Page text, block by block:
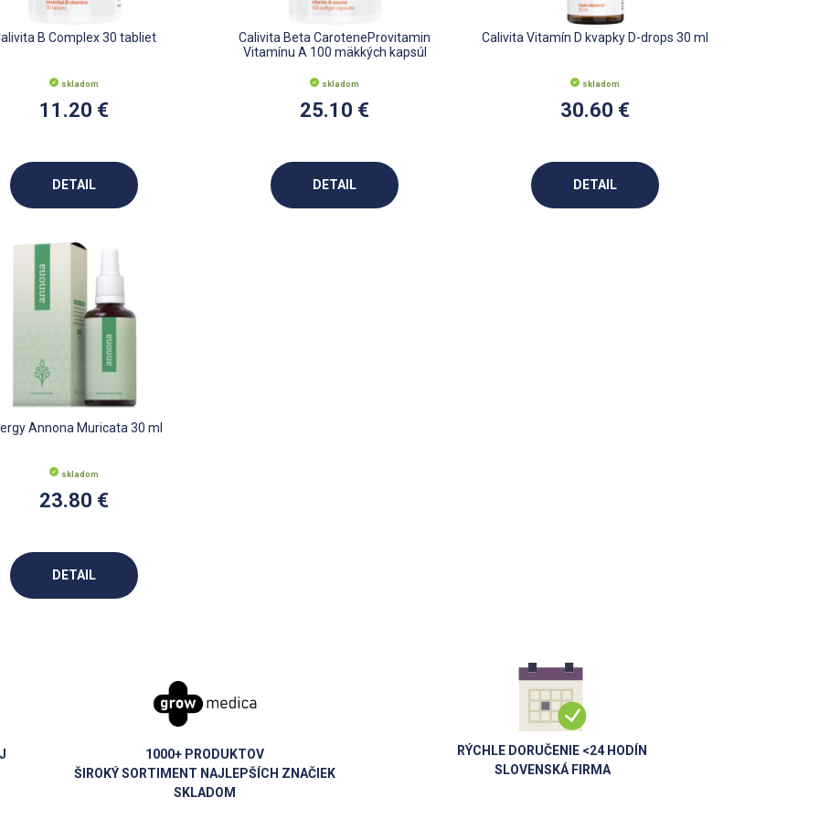
B Complex 30 tabliet
skladom
11.20 €
DETAIL
Calivita Beta CaroteneProvitamin
Vitamínu A 100 mäkkých kapsúl
skladom
25.10 €
DETAIL
Calivita Vitamín D kvapky D-drops 30 ml
skladom
30.60 €
DETAIL
Annona Muricata 30 ml
skladom
23.80 €
DETAIL
1000+ PRODUKTOV
ŠIROKÝ SORTIMENT NAJLEPŠÍCH ZNAČIEK
SKLADOM
RÝCHLE DORUČENIE <24 HODÍN
SLOVENSKÁ FIRMA